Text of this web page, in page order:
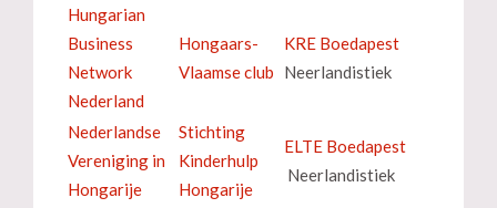
Hungarian
Business
Network
Nederland
Hongaars-
Vlaamse club
KRE Boedapest
Neerlandistiek
Nederlandse
Vereniging in
Hongarije
Stichting
Kinderhulp
Hongarije
ELTE Boedapest
Neerlandistiek